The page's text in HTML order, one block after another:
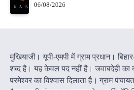
06/08/2026
मुखियाजी। यूपी-एमपी में ग्राम प्रधान।
शब्द है। यह केवल पद नहीं है। जवाबदेही का
परमेश्वर का विश्वास दिलाता है। ग्राम